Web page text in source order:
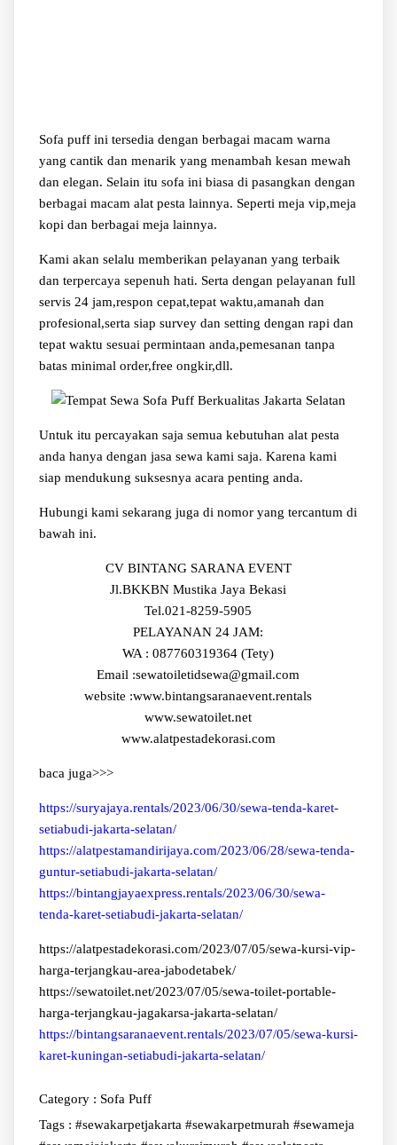
Sofa puff ini tersedia dengan berbagai macam warna
yang cantik dan menarik yang menambah kesan mewah
dan elegan. Selain itu sofa ini biasa di pasangkan dengan
berbagai macam alat pesta lainnya. Seperti meja vip,meja
kopi dan berbagai meja lainnya.
Kami akan selalu memberikan pelayanan yang terbaik
dan terpercaya sepenuh hati. Serta dengan pelayanan full
servis 24 jam,respon cepat,tepat waktu,amanah dan
profesional,serta siap survey dan setting dengan rapi dan
tepat waktu sesuai permintaan anda,pemesanan tanpa
batas minimal order,free ongkir,dll.
Untuk itu percayakan saja semua kebutuhan alat pesta
anda hanya dengan jasa sewa kami saja. Karena kami
siap mendukung suksesnya acara penting anda.
Hubungi kami sekarang juga di nomor yang tercantum di
bawah ini.
CV BINTANG SARANA EVENT
Jl.BKKBN Mustika Jaya Bekasi
Tel.021-8259-5905
PELAYANAN 24 JAM:
WA : 087760319364 (Tety)
Email :sewatoiletidsewa@gmail.com
website :www.bintangsaranaevent.rentals
www.sewatoilet.net
www.alatpestadekorasi.com
baca juga>>>
https://suryajaya.rentals/2023/06/30/sewa-tenda-karet-
setiabudi-jakarta-selatan/
https://alatpestamandirijaya.com/2023/06/28/sewa-tenda-
guntur-setiabudi-jakarta-selatan/
https://bintangjayaexpress.rentals/2023/06/30/sewa-
tenda-karet-setiabudi-jakarta-selatan/
https://alatpestadekorasi.com/2023/07/05/sewa-kursi-vip-
harga-terjangkau-area-jabodetabek/
https://sewatoilet.net/2023/07/05/sewa-toilet-portable-
harga-terjangkau-jagakarsa-jakarta-selatan/
https://bintangsaranaevent.rentals/2023/07/05/sewa-kursi-
karet-kuningan-setiabudi-jakarta-selatan/
Category : Sofa Puff
Tags : #sewakarpetjakarta #sewakarpetmurah #sewameja